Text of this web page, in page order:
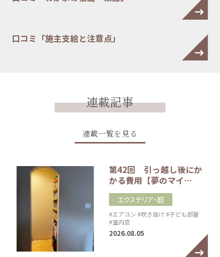
口コミ「施主支給と注意点」
連載記事
連載一覧を見る
第42回 引っ越し後にか
かる費用【夢のマイ…
エクステリア・庭
#エアコン #吹き抜け #子ども部屋
#室内窓
2026.08.05